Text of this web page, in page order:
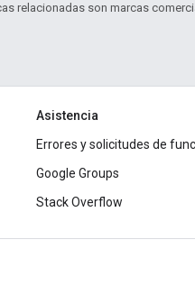
relacionadas son marcas
Asistencia
Errores y solicitudes de
Google Groups
Stack Overflow